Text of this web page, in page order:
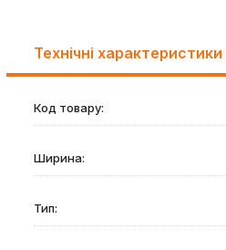
Технічні характеристики
Код товару:
Ширина:
Тип: